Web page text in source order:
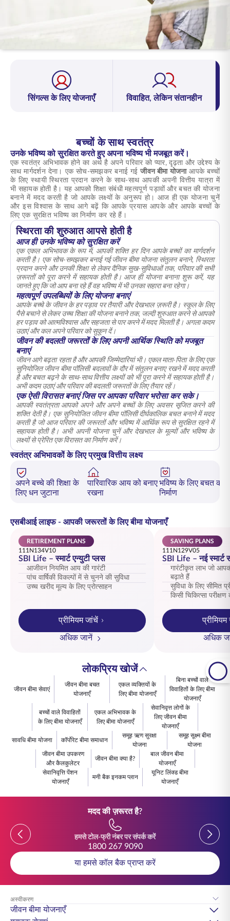
प्रीमियम भुगतान करें
सिंगल्स के लिए योजनाएँ विवाहित, लेकिन संतानहीन
बच्चों के साथ स्वतंत्र
उनके भविष्य को सुरक्षित करते हुए अपना भविष्य भी मजबूत करें।
एक स्वतंत्र अभिभावक होने का अर्थ है अपने परिवार को प्यार, दृढ़ता और उद्देश्य के
साथ मार्गदर्शन देना। एक सोच-समझकर बनाई गईजीवन बीमा योजनाआपके बच्चों
के लिए स्थायी स्थिरता प्रदान करने के साथ-साथ आपकी अपनी वित्तीय यात्रा में
भी सहायक होती है। यह आपको शिक्षा संबंधी महत्वपूर्ण पड़ावों और बचत की योजना
बनाने में मदद करती है जो आपके लक्ष्यों के अनुरूप हो। आज ही एक योजना चुनें
और इस विश्वास के साथ आगे बढ़ें कि आपके प्रयास आपके और आपके बच्चों के
लिए एक सुरक्षित भविष्य का निर्माण कर रहे हैं।
स्थिरता की शुरुआत आपसे होती है
आज ही उनके भविष्य को सुरक्षित करें
एक एकल अभिभावक के रूप में, आपकी शक्ति हर दिन आपके बच्चों का मार्गदर्शन
करती है। एक सोच-समझकर बनाई गई जीवन बीमा योजना संतुलन बनाने, स्थिरता
प्रदान करने और उनकी शिक्षा से लेकर दैनिक सुख-सुविधाओं तक, परिवार की सभी
ज़रूरतों को पूरा करने में सहायक होती है। आज ही योजना बनाना शुरू करें, यह
जानते हुए कि जो आप बना रहे हैं वह भविष्य में भी उनका सहारा बना रहेगा।
महत्वपूर्ण उपलब्धियों के लिए योजना बनाएं
आपके बच्चे के जीवन के हर पड़ाव पर तैयारी और देखभाल ज़रूरी है। स्कूल के लिए
पैसे बचाने से लेकर उच्च शिक्षा की योजना बनाने तक, जल्दी शुरुआत करने से आपको
हर पड़ाव को आत्मविश्वास और सहजता से पार करने में मदद मिलती है। अगला कदम
उठाएं और कल अपने परिवार को सुकून दें।
जीवन की बदलती जरूरतों के लिए अपनी आर्थिक स्थिति को मजबूत
बनाएं
जीवन आगे बढ़ता रहता है और आपकी जिम्मेदारियां भी। एकल माता-पिता के लिए एक
सुनियोजित जीवन बीमा पॉलिसी बदलावों के दौर में संतुलन बनाए रखने में मदद करती
है और बचत बढ़ने के साथ-साथ वित्तीय लक्ष्यों को भी पूरा करने में सहायक होती है।
अभी कदम उठाएं और परिवार की बदलती जरूरतों के लिए तैयार रहें।
एक ऐसी विरासत बनाएं जिस पर आपका परिवार भरोसा कर सके।
आपकी स्वतंत्रता आपको अपने और अपने बच्चों के लिए अवसर सृजित करने की
शक्ति देती है। एक सुनियोजित जीवन बीमा पॉलिसी दीर्घकालिक बचत बनाने में मदद
करती है जो आज परिवार की जरूरतों और भविष्य में आर्थिक रूप से सुरक्षित रहने में
सहायक होती है। अभी अपनी योजना चुनें और देखभाल के मूल्यों और भविष्य के
लक्ष्यों से प्रेरित एक विरासत का निर्माण करें।
स्वतंत्र अभिभावकों के लिए प्रमुख वित्तीय लक्ष्य
अपने बच्चे की शिक्षा के
लिए धन जुटाना
पारिवारिक आय को बनाए
रखना
भविष्य के लिए बचत का
निर्माण
एसबीआई लाइफ - आपकी जरूरतों के लिए बीमा योजनाएँ
111N134V10
RETIREMENT PLANS
SBI Life – स्मार्ट एन्युटी प्लस
आजीवन नियमित आय की गारंटी
पांच वार्षिकी विकल्पों में से चुनने की सुविधा
उच्च खरीद मूल्य के लिए प्रोत्साहन
प्रीमियम जांचें
अधिक जानें
111N129V05
SAVING PLANS
SBI Life – नई स्मार्ट
गारंटीकृत लाभ जो
बढ़ाते हैं
सुविधा के लिए सीमित
किसी चिकित्सा
प्रीमियम
अधिक
लोकप्रिय खोजें
जीवन बीमा सेवाएं
जीवन बीमा बचत
योजनाएँ
एकल व्यक्तियों के
लिए बीमा योजनाएँ
बिना बच्चों वाले
विवाहितों के लिए बीमा
योजनाएँ
बच्चों वाले विवाहितों
के लिए बीमा योजनाएँ
एकल अभिभावक के
लिए बीमा योजनाएँ
सेवानिवृत्त लोगों के
लिए जीवन बीमा
योजनाएँ
सावधि बीमा योजना कॉर्पोरेट बीमा समाधान
समूह ऋण सुरक्षा
योजना
समूह सूक्ष्म बीमा
योजना
जीवन बीमा उपकरण
और कैलकुलेटर
जीवन बीमा क्या है?
बाल जीवन बीमा
योजनाएँ
सेवानिवृत्ति पेंशन
योजनाएँ
मनी बैक इनकम प्लान
यूनिट लिंक्ड बीमा
योजनाएँ
मदद की ज़रूरत है?
Previous
हमसे टोल-फ्री नंबर पर संपर्क करें
1800 267 9090
Previous
या हमसे कॉल बैक प्राप्त करें
अस्वीकरण
जीवन बीमा योजनाएँ